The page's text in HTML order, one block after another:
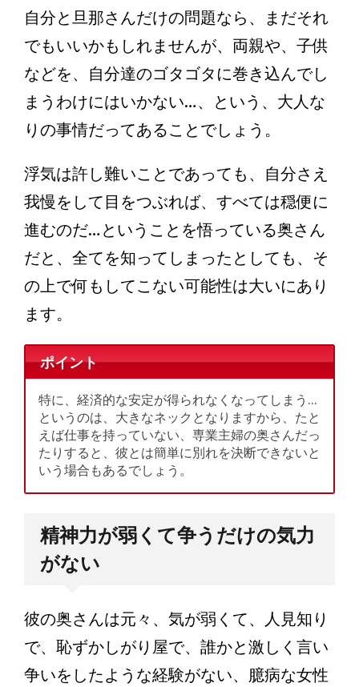
自分と旦那さんだけの問題なら、まだそれ
でもいいかもしれませんが、両親や、子供
などを、自分達のゴタゴタに巻き込んでし
まうわけにはいかない…、という、大人な
りの事情だってあることでしょう。
浮気は許し難いことであっても、自分さえ
我慢をして目をつぶれば、すべては穏便に
進むのだ…ということを悟っている奥さん
だと、全てを知ってしまったとしても、そ
の上で何もしてこない可能性は大いにあり
ます。
ポイント
特に、経済的な安定が得られなくなってしまう…
というのは、大きなネックとなりますから、たと
えば仕事を持っていない、専業主婦の奥さんだっ
たりすると、彼とは簡単に別れを決断できないと
いう場合もあるでしょう。
精神力が弱くて争うだけの気力
がない
彼の奥さんは元々、気が弱くて、人見知り
で、恥ずかしがり屋で、誰かと激しく言い
争いをしたような経験がない、臆病な女性